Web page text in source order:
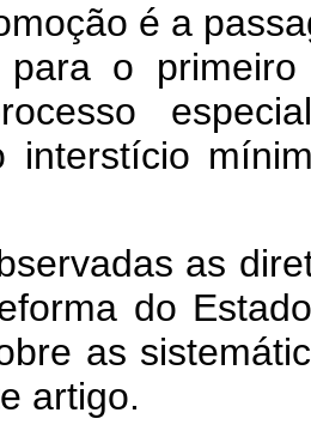
é a
o primeiro
interstício
as
do
as
artigo.